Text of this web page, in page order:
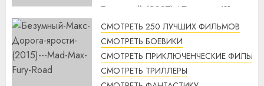
Рататуй (2007) / Ratatouille
смотреть онлайн
2:32 07.08.2026
СМОТРЕТЬ 250 ЛУЧШИХ ФИЛЬМОВ
СМОТРЕТЬ БОЕВИКИ
СМОТРЕТЬ ПРИКЛЮЧЕНЧЕСКИЕ ФИЛЬМЫ
СМОТРЕТЬ ТРИЛЛЕРЫ